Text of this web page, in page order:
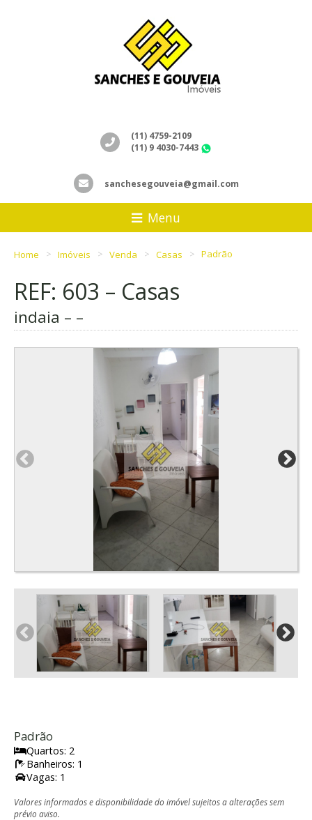
(11) 4759-2109
(11) 9 4030-7443
sanchesegouveia@gmail.com
Menu
Home Imóveis Venda Casas Padrão
REF: 603 – Casas
indaia – –
Padrão
Quartos: 2
Banheiros: 1
Vagas: 1
Valores informados e disponibilidade do imóvel sujeitos a alterações sem
prévio aviso.